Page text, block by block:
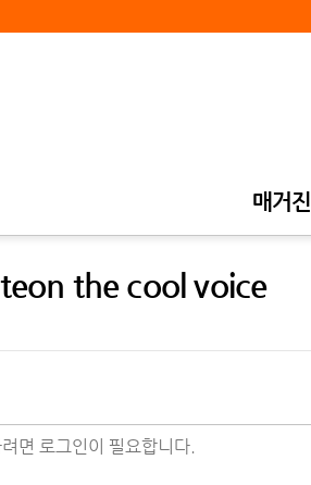
매거진
the cool voice